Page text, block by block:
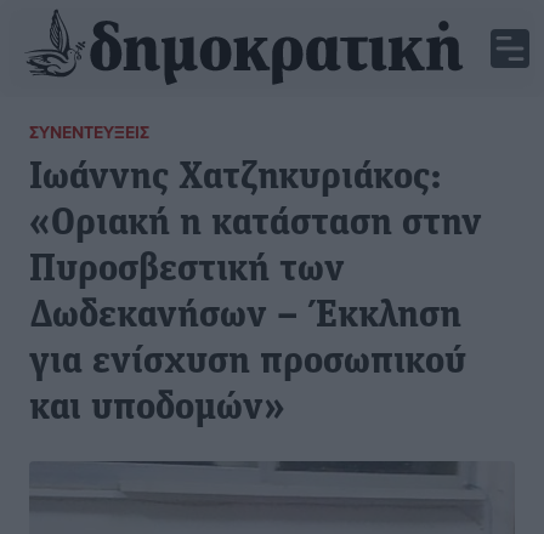
ΣΥΝΕΝΤΕΎΞΕΙΣ
Ιωάννης Χατζηκυριάκος:
«Οριακή η κατάσταση στην
Πυροσβεστική των
Δωδεκανήσων – Έκκληση
για ενίσχυση προσωπικού
και υποδομών»